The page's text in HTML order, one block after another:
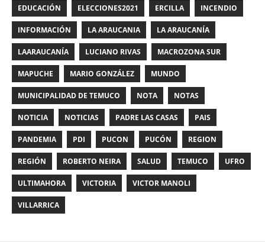
EDUCACIÓN ELECCIONES2021 ERCILLA INCENDIO
INFORMACIÓN LA ARAUCANIA LA ARAUCANÍA
LAARAUCANÍA LUCIANO RIVAS MACROZONA SUR
MAPUCHE MARIO GONZÁLEZ MUNDO
MUNICIPALIDAD DE TEMUCO NOTA NOTAS
NOTICIA NOTICIAS PADRE LAS CASAS PAIS
PANDEMIA PDI PUCON PUCÓN REGION
REGIÓN ROBERTO NEIRA SALUD TEMUCO UFRO
ULTIMAHORA VICTORIA VICTOR MANOLI
VILLARRICA